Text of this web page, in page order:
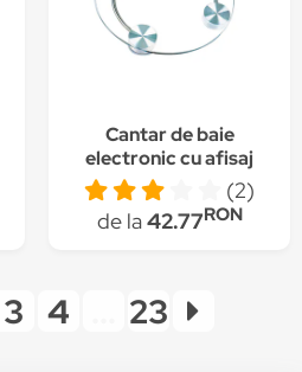
Cantar de baie
electronic cu afisaj
temperatura ,180 kg,
Platforma de sticla -
Victronic ,RSP35
(2)
de la42.77RON
3 4 23